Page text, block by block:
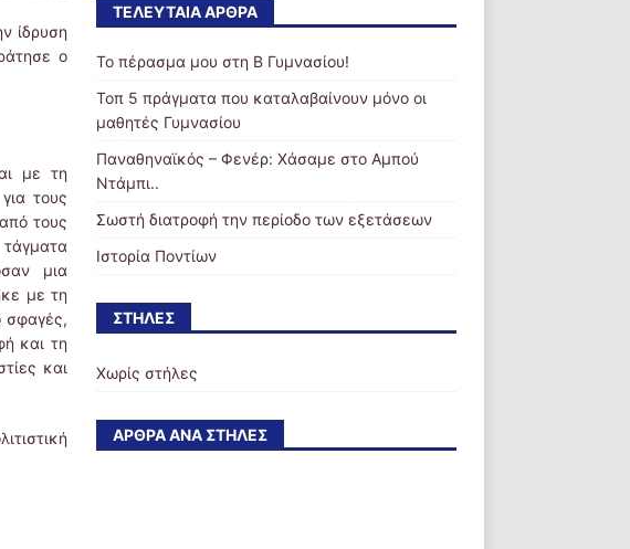
ίδρυση
ο
με τη
τους
τους
μια
με τη
σφαγές,
και τη
και
ΤΕΛΕΥΤΑΊΑ ΆΡΘΡΑ
Το πέρασμα μου στη Β Γυμνασίου!
Τοπ 5 πράγματα που καταλαβαίνουν μόνο οι
μαθητές Γυμνασίου
Παναθηναϊκός – Φενέρ: Χάσαμε στο Αμπού
Ντάμπι..
Σωστή διατροφή την περίοδο των εξετάσεων
Ιστορία Ποντίων
ΣΤΉΛΕΣ
Χωρίς στήλες
ΆΡΘΡΑ ΑΝΆ ΣΤΉΛΕΣ